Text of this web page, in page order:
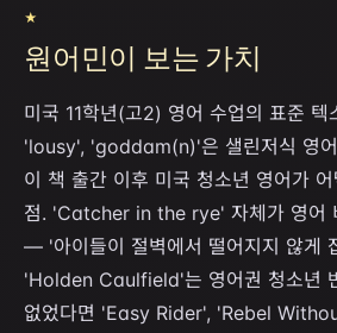
★
원어민이 보는 가치
미국 11학년(고2) 영어 수업의 표준
'lousy', 'goddam(n)'은 샐린저식 영
이 책 출간 이후 미국 청소년 영어가 어
점. 'Catcher in the rye' 자체가 영어
— '아이들이 절벽에서 떨어지지 않게
'Holden Caulfield'는 영어권 청소년
없었다면 'Easy Rider', 'Rebel